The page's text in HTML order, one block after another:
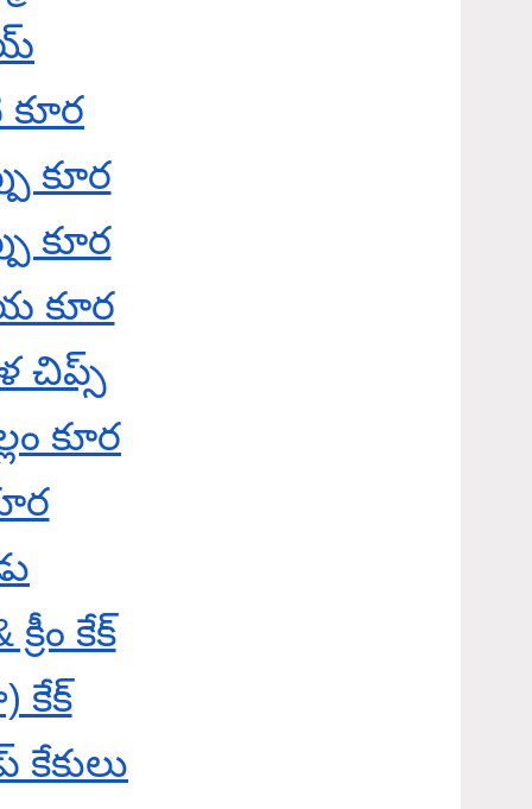
కూర
కూర
కూర
కూర
చిప్స్
కూర
కేక్
కేక్